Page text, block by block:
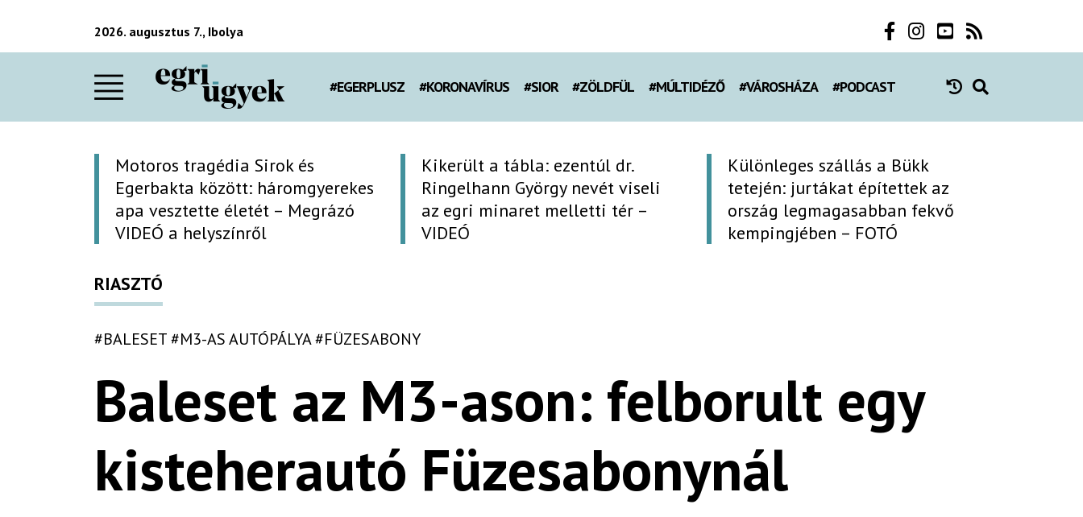
2026. augusztus 7., Ibolya
#EGERPLUSZ #KORONAVÍRUS #SIOR #ZÖLDFÜL #MÚLTIDÉZŐ #VÁROSHÁZA #PODCAST
Motoros tragédia Sirok és
Egerbakta között: háromgyerekes
apa vesztette életét – Megrázó
VIDEÓ a helyszínről
Kikerült a tábla: ezentúl dr.
Ringelhann György nevét viseli
az egri minaret melletti tér –
VIDEÓ
Különleges szállás a Bükk
tetején: jurtákat építettek az
ország legmagasabban fekvő
kempingjében – FOTÓ
RIASZTÓ
#BALESET#M3-AS AUTÓPÁLYA#FÜZESABONY
Baleset az M3-ason: felborult egy
kisteherautó Füzesabonynál